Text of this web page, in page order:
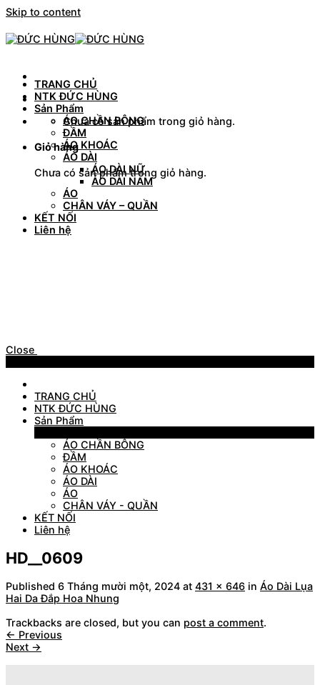
Skip to content
Chưa có sản phẩm trong giỏ hàng.
Giỏ hàng
Chưa có sản phẩm trong giỏ hàng.
TRANG CHỦ
NTK ĐỨC HÙNG
Sản Phẩm
ÁO CHẦN BÔNG
ĐẦM
ÁO KHOÁC
ÁO DÀI
ÁO DÀI NỮ
ÁO DÀI NAM
ÁO
CHÂN VÁY – QUẦN
KẾT NỐI
Liên hệ
Close
TRANG CHỦ
NTK ĐỨC HÙNG
Sản Phẩm
ÁO CHẦN BÔNG
ĐẦM
ÁO KHOÁC
ÁO DÀI
ÁO
CHÂN VÁY - QUẦN
KẾT NỐI
Liên hệ
HD__0609
Published 6 Tháng mười một, 2024 at 431 × 646 in Áo Dài Lụa
Hai Da Đắp Hoa Nhung
Trackbacks are closed, but you can post a comment.
← Previous
Next →